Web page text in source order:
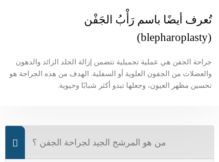
تُعرف أيضًا باسم رَأْبُ الجَفْن
(blepharoplasty)
جراحة الجفن هي عملية تجميلية تتضمن إزالة الجلد الزائد والدهون
والعضلات من الجفون العلوية أو السفلية. الهدف من هذه الجراحة هو
تحسين مظهر العيون، وجعلها تبدو أكثر شبابًا وحيوية.
من هو المرشح الجيد لجراحة الجفن ؟